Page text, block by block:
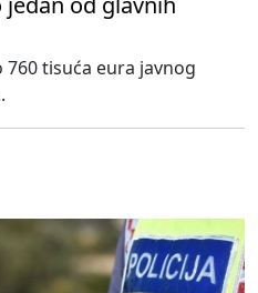
760 tisuća eura javnog